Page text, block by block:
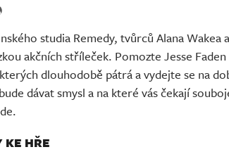
studia Remedy, tvůrců Alana Wakea
akčních stříleček. Pomozte Jesse
dlouhodobě pátrá a vydejte se na
dávat smysl a na které vás čekají
KE HŘE